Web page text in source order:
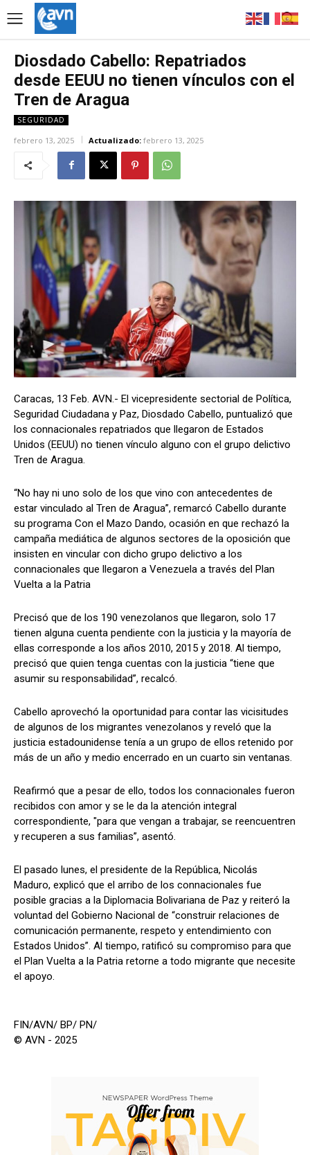
Diosdado Cabello: Repatriados
desde EEUU no tienen vínculos con el
Tren de Aragua
SEGURIDAD
febrero 13, 2025 Actualizado: febrero 13, 2025
Caracas, 13 Feb. AVN.- El vicepresidente sectorial de Política,
Seguridad Ciudadana y Paz, Diosdado Cabello, puntualizó que
los connacionales repatriados que llegaron de Estados
Unidos (EEUU) no tienen vínculo alguno con el grupo delictivo
Tren de Aragua.
“No hay ni uno solo de los que vino con antecedentes de
estar vinculado al Tren de Aragua”, remarcó Cabello durante
su programa Con el Mazo Dando, ocasión en que rechazó la
campaña mediática de algunos sectores de la oposición que
insisten en vincular con dicho grupo delictivo a los
connacionales que llegaron a Venezuela a través del Plan
Vuelta a la Patria
Precisó que de los 190 venezolanos que llegaron, solo 17
tienen alguna cuenta pendiente con la justicia y la mayoría de
ellas corresponde a los años 2010, 2015 y 2018. Al tiempo,
precisó que quien tenga cuentas con la justicia “tiene que
asumir su responsabilidad”, recalcó.
Cabello aprovechó la oportunidad para contar las vicisitudes
de algunos de los migrantes venezolanos y reveló que la
justicia estadounidense tenía a un grupo de ellos retenido por
más de un año y medio encerrado en un cuarto sin ventanas.
Reafirmó que a pesar de ello, todos los connacionales fueron
recibidos con amor y se le da la atención integral
correspondiente, "para que vengan a trabajar, se reencuentren
y recuperen a sus familias”, asentó.
El pasado lunes, el presidente de la República, Nicolás
Maduro, explicó que el arribo de los connacionales fue
posible gracias a la Diplomacia Bolivariana de Paz y reiteró la
voluntad del Gobierno Nacional de “construir relaciones de
comunicación permanente, respeto y entendimiento con
Estados Unidos”. Al tiempo, ratificó su compromiso para que
el Plan Vuelta a la Patria retorne a todo migrante que necesite
el apoyo.
FIN/AVN/ BP/ PN/
© AVN - 2025